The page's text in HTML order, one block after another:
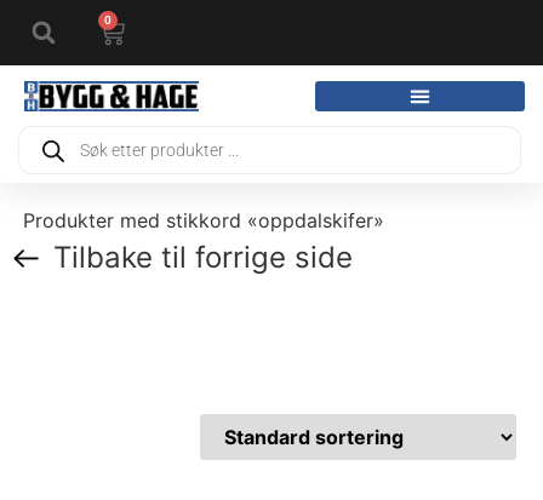
0
Produkter med stikkord «oppdalskifer»
Tilbake til forrige side